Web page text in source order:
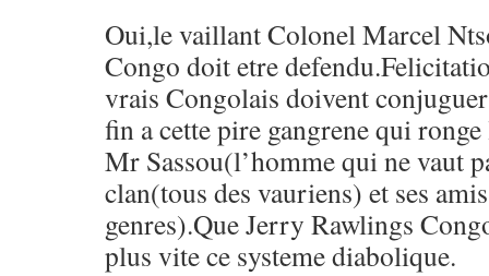
Oui,le vaillant Colonel Marcel
Congo doit etre
vrais Congolais doivent
fin a cette pire gangrene qui
Mr Sassou(l’homme qui ne vaut
clan(tous des vauriens) et ses
genres).Que Jerry Rawlings
plus vite ce systeme diabolique.